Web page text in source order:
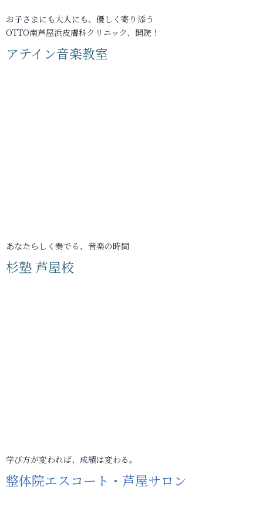
お子さまにも大人にも、優しく寄り添う
OTTO南芦屋浜皮膚科クリニック、開院！
アテイン音楽教室
あなたらしく奏でる、音楽の時間
杉塾 芦屋校
学び方が変われば、成績は変わる。
整体院エスコート・芦屋サロン